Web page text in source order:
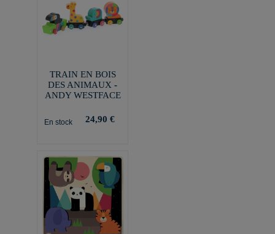
TRAIN EN BOIS
DES ANIMAUX -
ANDY WESTFACE
En stock 24,90 €